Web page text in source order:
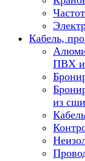
Кабель,
ПВХ
из